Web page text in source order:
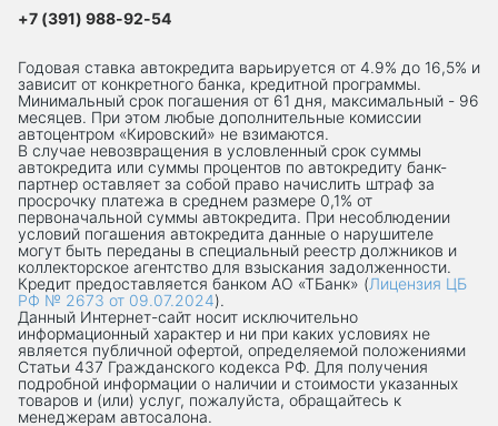
+7 (391) 988-92-54
Годовая ставка автокредита варьируется от 4.9% до 16,5% и
зависит от конкретного банка, кредитной программы.
Минимальный срок погашения от 61 дня, максимальный - 96
месяцев. При этом любые дополнительные комиссии
автоцентром «Кировский» не взимаются.
В случае невозвращения в условленный срок суммы
автокредита или суммы процентов по автокредиту банк-
партнер оставляет за собой право начислить штраф за
просрочку платежа в среднем размере 0,1% от
первоначальной суммы автокредита. При несоблюдении
условий погашения автокредита данные о нарушителе
могут быть переданы в специальный реестр должников и
коллекторское агентство для взыскания задолженности.
Кредит предоставляется банком АО «ТБанк» (Лицензия ЦБ
РФ № 2673 от 09.07.2024).
Данный Интернет-сaйт носит исключительно
информационный характер и ни при каких условиях не
является публичной офертой, определяемой положениями
Статьи 437 Гражданского кодекса РФ. Для получения
подробной информации о наличии и стоимости указанных
товаров и (или) услуг, пожалуйста, обращайтесь к
менеджерам автосалона.